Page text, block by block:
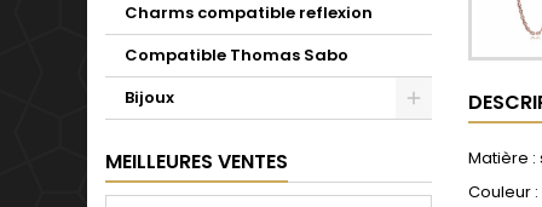
Charms compatible reflexion
Compatible Thomas Sabo
Bijoux
MEILLEURES VENTES
Matière :
Couleur